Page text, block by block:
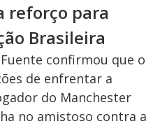
reforço para
Brasileira
confirmou que o
de enfrentar a
do Manchester
no amistoso contra a